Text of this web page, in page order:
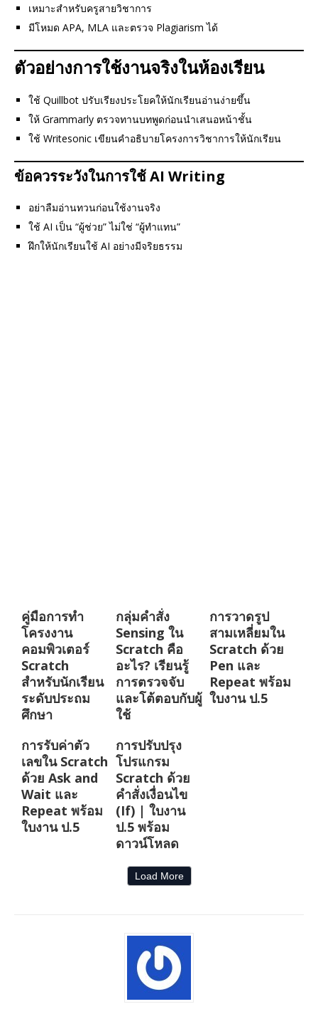
เหมาะสำหรับครูสายวิชาการ
มีโหมด APA, MLA และตรวจ Plagiarism ได้
ตัวอย่างการใช้งานจริงในห้องเรียน
ใช้ Quillbot ปรับเรียงประโยคให้นักเรียนอ่านง่ายขึ้น
ให้ Grammarly ตรวจทานบทพูดก่อนนำเสนอหน้าชั้น
ใช้ Writesonic เขียนคำอธิบายโครงการวิชาการให้นักเรียน
ข้อควรระวังในการใช้ AI Writing
อย่าลืมอ่านทวนก่อนใช้งานจริง
ใช้ AI เป็น “ผู้ช่วย” ไม่ใช่ “ผู้ทำแทน”
ฝึกให้นักเรียนใช้ AI อย่างมีจริยธรรม
คู่มือการทำ
โครงงาน
คอมพิวเตอร์
Scratch
สำหรับนักเรียน
ระดับประถม
ศึกษา
กลุ่มคำสั่ง
Sensing ใน
Scratch คือ
อะไร? เรียนรู้
การตรวจจับ
และโต้ตอบกับผู้
ใช้
การวาดรูป
สามเหลี่ยมใน
Scratch ด้วย
Pen และ
Repeat พร้อม
ใบงาน ป.5
การรับค่าตัว
เลขใน Scratch
ด้วย Ask and
Wait และ
Repeat พร้อม
ใบงาน ป.5
การปรับปรุง
โปรแกรม
Scratch ด้วย
คำสั่งเงื่อนไข
(If) | ใบงาน
ป.5 พร้อม
ดาวน์โหลด
Load More